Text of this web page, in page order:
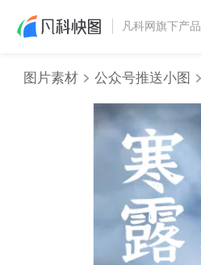
凡科网旗下产品
图片素材 公众号推送小图